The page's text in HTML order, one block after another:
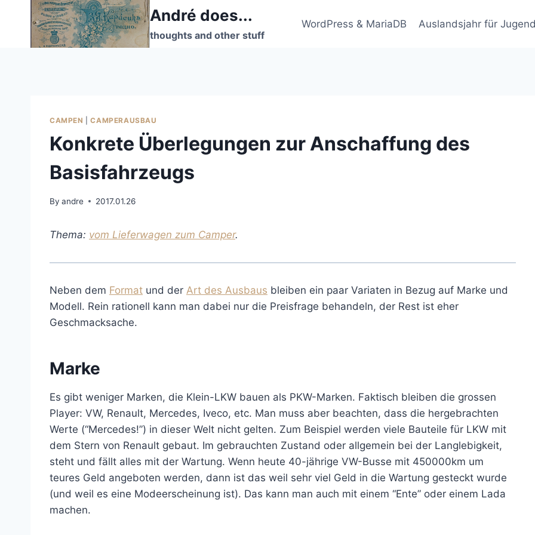
André does...
thoughts and other stuff
WordPress & MariaDB Auslandsjahr für
CAMPEN |CAMPERAUSBAU
Konkrete Überlegungen zur Anschaffung des
Basisfahrzeugs
By andre 2017.01.26
Thema: vom Lieferwagen zum Camper.
Neben dem Format und der Art des Ausbaus bleiben ein paar Variaten in Bezug auf Marke und
Modell. Rein rationell kann man dabei nur die Preisfrage behandeln, der Rest ist eher
Geschmacksache.
Marke
Es gibt weniger Marken, die Klein-LKW bauen als PKW-Marken. Faktisch bleiben die grossen
Player: VW, Renault, Mercedes, Iveco, etc. Man muss aber beachten, dass die hergebrachten
Werte (“Mercedes!”) in dieser Welt nicht gelten. Zum Beispiel werden viele Bauteile für LKW mit
dem Stern von Renault gebaut. Im gebrauchten Zustand oder allgemein bei der Langlebigkeit,
steht und fällt alles mit der Wartung. Wenn heute 40-jährige VW-Busse mit 450000km um
teures Geld angeboten werden, dann ist das weil sehr viel Geld in die Wartung gesteckt wurde
(und weil es eine Modeerscheinung ist). Das kann man auch mit einem “Ente” oder einem Lada
machen.